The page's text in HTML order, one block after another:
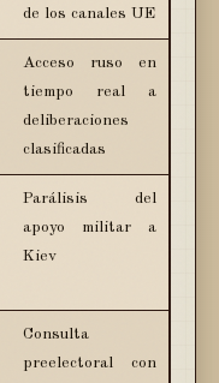
de los canales UE
Acceso ruso en
tiempo real a
deliberaciones
clasificadas
Parálisis del
apoyo militar a
Kiev
Consulta
preelectoral con